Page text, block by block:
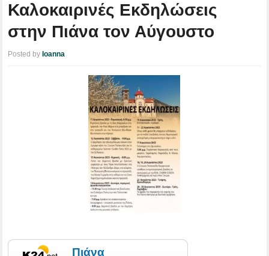
Καλοκαιρινές Εκδηλώσεις
στην Πιάνα τον Αύγουστο
Posted by Ioanna